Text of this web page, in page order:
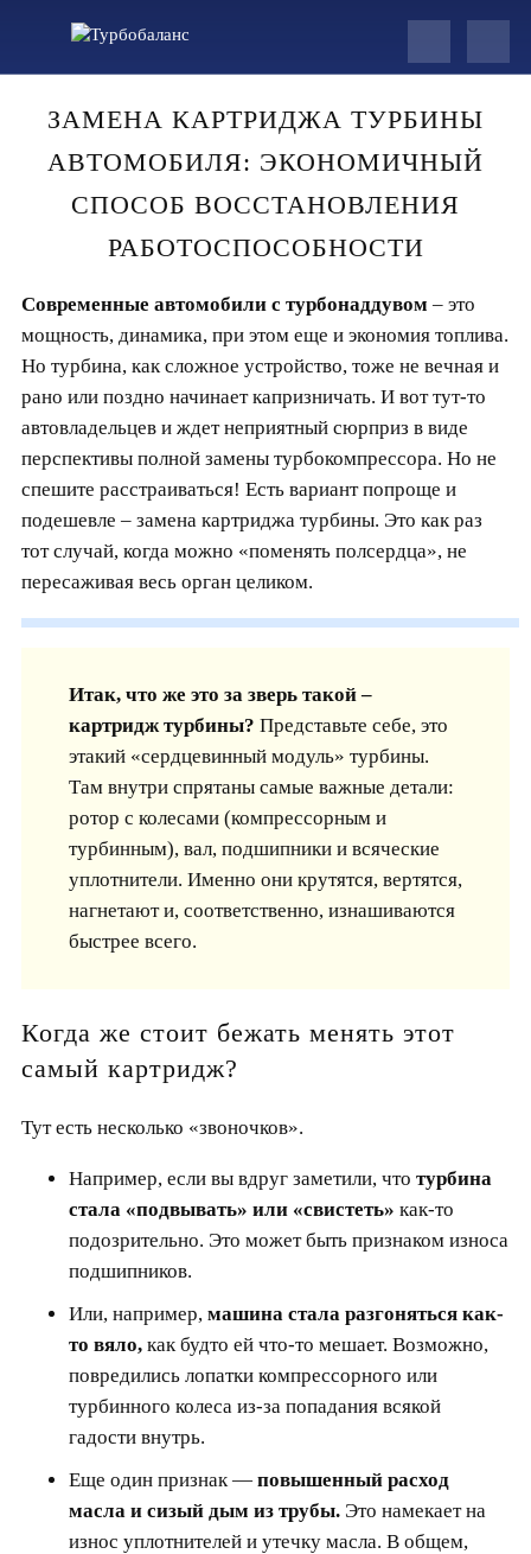
ЗАМЕНА КАРТРИДЖА ТУРБИНЫ
АВТОМОБИЛЯ: ЭКОНОМИЧНЫЙ
СПОСОБ ВОССТАНОВЛЕНИЯ
РАБОТОСПОСОБНОСТИ
Современные автомобили с турбонаддувом – это
мощность, динамика, при этом еще и экономия топлива.
Но турбина, как сложное устройство, тоже не вечная и
рано или поздно начинает капризничать. И вот тут-то
автовладельцев и ждет неприятный сюрприз в виде
перспективы полной замены турбокомпрессора. Но не
спешите расстраиваться! Есть вариант попроще и
подешевле – замена картриджа турбины. Это как раз
тот случай, когда можно «поменять полсердца», не
пересаживая весь орган целиком.
Итак, что же это за зверь такой –
картридж турбины? Представьте себе, это
этакий «сердцевинный модуль» турбины.
Там внутри спрятаны самые важные детали:
ротор с колесами (компрессорным и
турбинным), вал, подшипники и всяческие
уплотнители. Именно они крутятся, вертятся,
нагнетают и, соответственно, изнашиваются
быстрее всего.
Когда же стоит бежать менять этот
самый картридж?
Тут есть несколько «звоночков».
Например, если вы вдруг заметили, что турбина
стала «подвывать» или «свистеть» как-то
подозрительно. Это может быть признаком износа
подшипников.
Или, например, машина стала разгоняться как-
то вяло,как будто ей что-то мешает. Возможно,
повредились лопатки компрессорного или
турбинного колеса из-за попадания всякой
гадости внутрь.
Еще один признак —повышенный расход
масла и сизый дым из трубы.Это намекает на
износ уплотнителей и утечку масла. В общем,